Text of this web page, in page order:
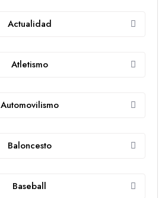
Actualidad
Atletismo
Automovilismo
Baloncesto
Baseball